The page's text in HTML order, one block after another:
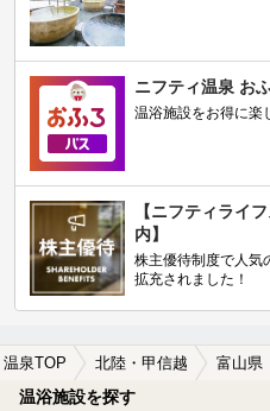
ニフティ温泉 お
温浴施設をお得に楽
【ニフティライ
内】
株主優待制度で人気
拡充されました！
温泉TOP 北陸・甲信越 富山県
温浴施設を探す